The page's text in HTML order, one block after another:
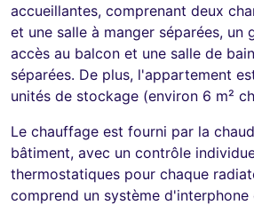
accueillantes, comprenant deux
et une salle à manger séparées, un
accès au balcon et une salle de
séparées. De plus, l'appartement
unités de stockage (environ 6 m²
Le chauffage est fourni par la
bâtiment, avec un contrôle
thermostatiques pour chaque
comprend un système